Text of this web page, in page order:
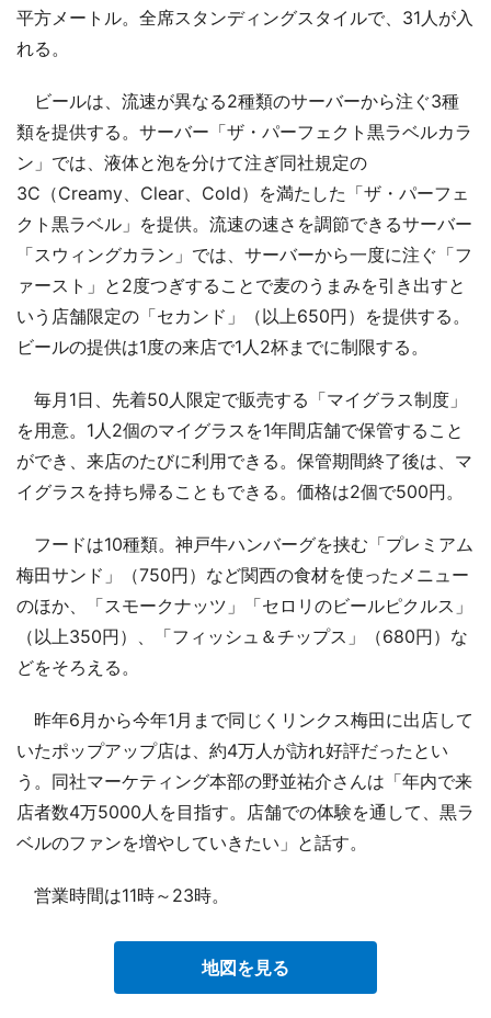
平方メートル。全席スタンディングスタイルで、31人が入
れる。
ビールは、流速が異なる2種類のサーバーから注ぐ3種
類を提供する。サーバー「ザ・パーフェクト黒ラベルカラ
ン」では、液体と泡を分けて注ぎ同社規定の
3C（Creamy、Clear、Cold）を満たした「ザ・パーフェ
クト黒ラベル」を提供。流速の速さを調節できるサーバー
「スウィングカラン」では、サーバーから一度に注ぐ「フ
ァースト」と2度つぎすることで麦のうまみを引き出すと
いう店舗限定の「セカンド」（以上650円）を提供する。
ビールの提供は1度の来店で1人2杯までに制限する。
毎月1日、先着50人限定で販売する「マイグラス制度」
を用意。1人2個のマイグラスを1年間店舗で保管すること
ができ、来店のたびに利用できる。保管期間終了後は、マ
イグラスを持ち帰ることもできる。価格は2個で500円。
フードは10種類。神戸牛ハンバーグを挟む「プレミアム
梅田サンド」（750円）など関西の食材を使ったメニュー
のほか、「スモークナッツ」「セロリのビールピクルス」
（以上350円）、「フィッシュ＆チップス」（680円）な
どをそろえる。
昨年6月から今年1月まで同じくリンクス梅田に出店して
いたポップアップ店は、約4万人が訪れ好評だったとい
う。同社マーケティング本部の野並祐介さんは「年内で来
店者数4万5000人を目指す。店舗での体験を通して、黒ラ
ベルのファンを増やしていきたい」と話す。
営業時間は11時～23時。
地図を見る